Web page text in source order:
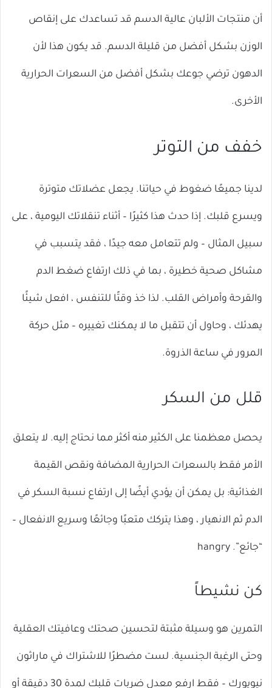
أن منتجات الألبان عالية الدسم قد تساعدك على إنقاص
الوزن بشكل أفضل من قليلة الدسم. قد يكون هذا لأن
الدهون ترضي جوعك بشكل أفضل من السعرات الحرارية
الأخرى.
خفف من التوتر
لدينا جميعًا ضغوط في حياتنا. يجعل عضلاتك متوترة
ويسرع قلبك. إذا حدث هذا كثيرًا – أثناء تنقلاتك اليومية ، على
سبيل المثال – ولم تتعامل معه جيدًا ، فقد يتسبب في
مشاكل صحية خطيرة ، بما في ذلك ارتفاع ضغط الدم
والقرحة وأمراض القلب. لذا خذ وقتًا للتنفس ، افعل شيئًا
يهدئك ، وحاول أن تتقبل ما لا يمكنك تغييره – مثل حركة
المرور في ساعة الذروة.
قلل من السكر
يحصل معظمنا على الكثير منه أكثر مما نحتاج إليه. لا يتعلق
الأمر فقط بالسعرات الحرارية المضافة ونقص القيمة
الغذائية: بل يمكن أن يؤدي أيضًا إلى ارتفاع نسبة السكر في
الدم ثم الانهيار ، وهذا يتركك متعبًا وجائعًا وسريع الانفعال –
“جائع”. hangry
كن نشيطاً
التمرين هو وسيلة مثبتة لتحسين صحتك وعافيتك العقلية
وحتى الرغبة الجنسية. لست مضطرًا للاشتراك في ماراثون
نيويورك – فقط ارفع معدل ضربات قلبك لمدة 30 دقيقة أو